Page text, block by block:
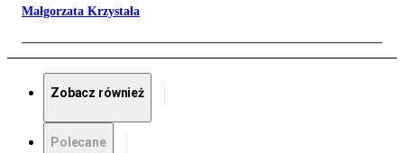
Małgorzata Krzystała
Zobacz również
Polecane